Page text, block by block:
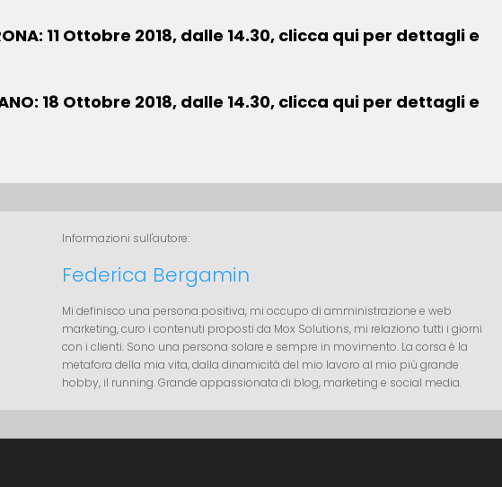
11 Ottobre 2018, dalle 14.30, clicca qui per dettagli e
18 Ottobre 2018, dalle 14.30, clicca qui per dettagli e
Informazioni sull'autore:
Federica Bergamin
Mi definisco una persona positiva, mi occupo di amministrazione e web
marketing, curo i contenuti proposti da Mox Solutions, mi relaziono tutti i giorni
con i clienti. Sono una persona solare e sempre in movimento. La corsa è la
metafora della mia vita, dalla dinamicità del mio lavoro al mio più grande
hobby, il running. Grande appassionata di blog, marketing e social media.